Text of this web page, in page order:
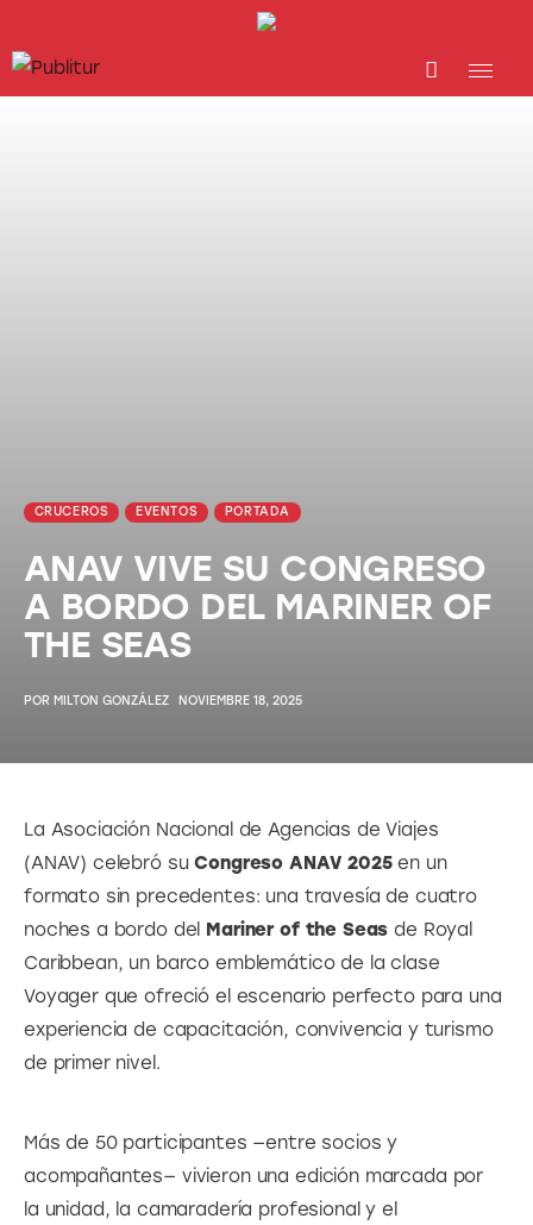
INICIO
CRUCEROS EVENTOS PORTADA
ANAV VIVE SU CONGRESO
A BORDO DEL MARINER OF
THE SEAS
POR MILTON GONZÁLEZ NOVIEMBRE 18, 2025
La Asociación Nacional de Agencias de Viajes
(ANAV) celebró su Congreso ANAV 2025 en un
formato sin precedentes: una travesía de cuatro
noches a bordo del Mariner of the Seas de Royal
Caribbean, un barco emblemático de la clase
Voyager que ofreció el escenario perfecto para una
experiencia de capacitación, convivencia y turismo
de primer nivel.
Más de 50 participantes —entre socios y
acompañantes— vivieron una edición marcada por
la unidad, la camaradería profesional y el